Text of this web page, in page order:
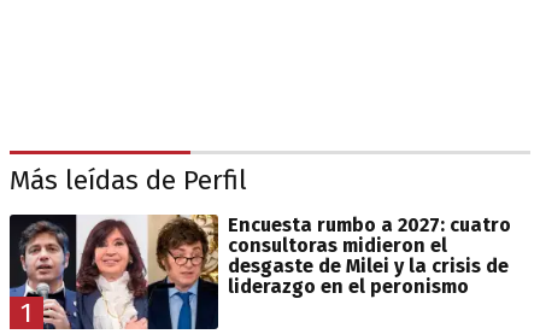
Más leídas de Perfil
1
Encuesta rumbo a 2027: cuatro
consultoras midieron el
desgaste de Milei y la crisis de
liderazgo en el peronismo